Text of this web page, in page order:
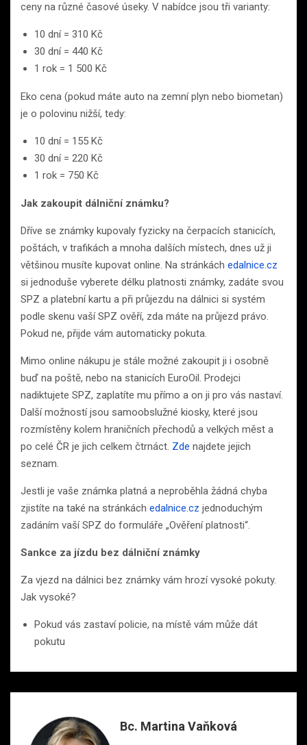
ceny na různé časové úseky. V nabídce jsou tři varianty:
10 dní = 310 Kč
30 dní = 440 Kč
1 rok = 1 500 Kč
Eko cena (pokud máte auto na zemní plyn nebo biometan)
je o polovinu nižší, tedy:
10 dní = 155 Kč
30 dní = 220 Kč
1 rok = 750 Kč
Jak zakoupit dálniční známku?
Dříve se známky kupovaly fyzicky na čerpacích stanicích,
poštách, v trafikách a mnoha dalších místech, dnes už ji
většinou musíte kupovat online. Na stránkách edalnice.cz
si jednoduše vyberete délku platnosti známky, zadáte svou
SPZ a platební kartu a při průjezdu na dálnici si systém
podle skenu vaší SPZ ověří, zda máte na průjezd právo.
Pokud ne, přijde vám automaticky pokuta.
Mimo online nákupu je stále možné zakoupit ji i osobně
buď na poště, nebo na stanicích EuroOil. Prodejci
nadiktujete SPZ, zaplatíte mu přímo a on ji pro vás nastaví.
Další možností jsou samoobslužné kiosky, které jsou
rozmístěny kolem hraničních přechodů a velkých měst a
po celé ČR je jich celkem čtrnáct. Zde najdete jejich
seznam.
Jestli je vaše známka platná a neproběhla žádná chyba
zjistíte na také na stránkách edalnice.cz jednoduchým
zadáním vaší SPZ do formuláře „Ověření platnosti“.
Sankce za jízdu bez dálniční známky
Za vjezd na dálnici bez známky vám hrozí vysoké pokuty.
Jak vysoké?
Pokud vás zastaví policie, na místě vám může dát
pokutu
Bc. Martina Vaňková